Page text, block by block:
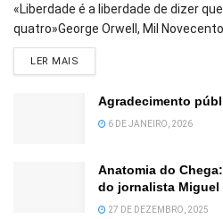
«Liberdade é a liberdade de dizer
quatro»George Orwell, Mil
LER MAIS
Agradecimento
6 DE JANEIRO, 2026
Anatomia do
do jornalista Miguel
27 DE DEZEMBRO, 2025